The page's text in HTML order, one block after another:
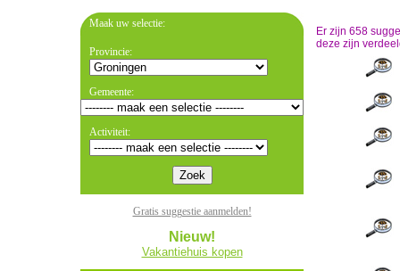
Maak uw selectie:
Provincie:
Gemeente:
Activiteit:
Gratis suggestie aanmelden!
Nieuw!
Vakantiehuis kopen
Er zijn 658
deze zijn